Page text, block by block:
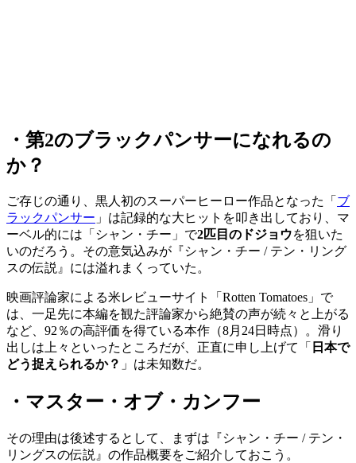
・第2のブラックパンサーになれるの
か？
ご存じの通り、黒人初のスーパーヒーロー作品となった「 ブ
ラックパンサー 」は記録的な大ヒットを叩き出しており、マ
ーベル的には「シャン・チー」で2匹目のドジョウを狙いた
いのだろう。その意気込みが『シャン・チー / テン・リング
スの伝説』には溢れまくっていた。
映画評論家による米レビューサイト「Rotten Tomatoes」で
は、一足先に本編を観た評論家から絶賛の声が続々と上がる
など、92％の高評価を得ている本作（8月24日時点）。滑り
出しは上々といったところだが、正直に申し上げて「 日本で
どう捉えられるか？ 」は未知数だ。
・マスター・オブ・カンフー
その理由は後述するとして、まずは『シャン・チー / テン・
リングスの伝説』の作品概要をご紹介しておこう。